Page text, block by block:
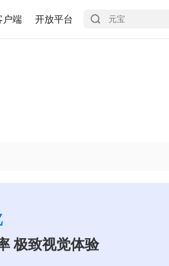
户端 开放平台
极致视觉体验